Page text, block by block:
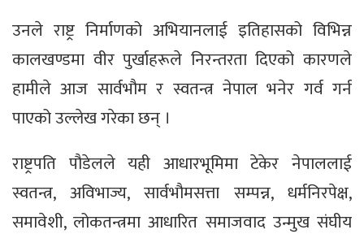
उनले राष्ट्र निर्माणको अभियानलाई इतिहासको विभिन्न
कालखण्डमा वीर पुर्खाहरूले निरन्तरता दिएको कारणले
हामीले आज सार्वभौम र स्वतन्त्र नेपाल भनेर गर्व गर्न
पाएको उल्लेख गरेका छन् ।
राष्ट्रपति पौडेलले यही आधारभूमिमा टेकेर नेपाललाई
स्वतन्त्र, अविभाज्य, सार्वभौमसत्ता सम्पन्न, धर्मनिरपेक्ष,
समावेशी, लोकतन्त्रमा आधारित समाजवाद उन्मुख संघीय